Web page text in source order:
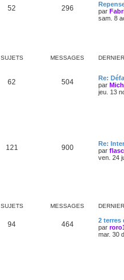
52 296
par
sam. 8
SUJETS MESSAGES
62 504
Re:
par
jeu. 13
121 900
Re:
par
ven. 24
SUJETS MESSAGES
94 464
2 terres
par
mar. 30